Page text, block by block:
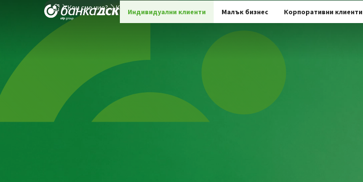
Индивидуални клиенти Малък бизнес Корпоративни клиенти
Кои сме ние? Конкретна кариера